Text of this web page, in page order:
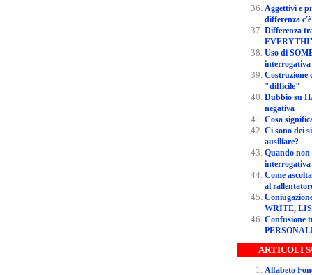
Aggettivi e pronomi possessivi, che
differenza
Differenza tra
Uso di SOMETHING in una frase
interrogativa
Costruzione di una frase
"difficile"
Dubbio su HAVE e HAVE
negativa
Ci sono dei significati di WILL non come
ausiliare?
Quando non si usa DO nella
interrogativa
Come ascoltare l'audio di
al
Coniugazione al simple
WRITE,
Confusione tra
ARTICOLI